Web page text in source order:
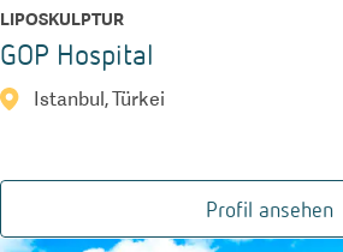
LIPOSKULPTUR
GOP Hospital
Istanbul, Türkei
Profil ansehen